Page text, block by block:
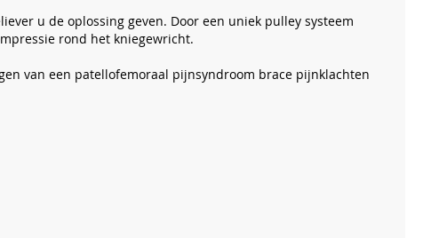
u de oplossing geven. Door een uniek pulley systeem
rond het kniegewricht.
van een patellofemoraal pijnsyndroom brace pijnklachten